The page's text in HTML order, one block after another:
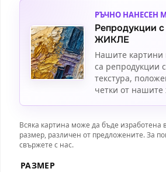
РЪЧНО НАНЕСЕН
Репродукции с
ЖИКЛЕ
Нашите картини
са репродукции
текстура,
четки от
Всяка картина може да бъде изработена
размер, различен от предложените. За
свържете с нас.
РАЗМЕР